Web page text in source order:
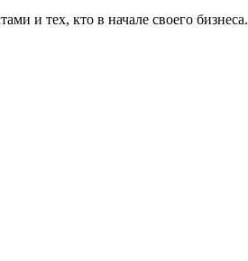
и тех, кто в начале своего бизнеса.